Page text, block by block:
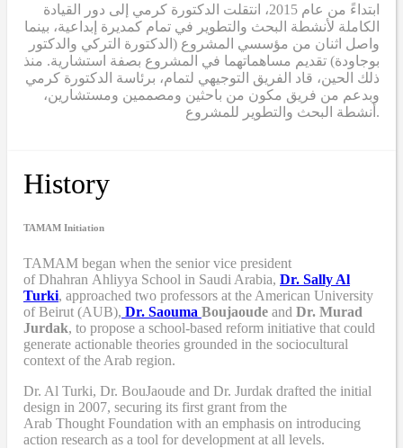
ابتداءً من عام 2015، انتقلت الدكتورة كرمي إلى دور القيادة
الكاملة لأنشطة البحث والتطوير في تمام كمديرة إبداعية، بينما
واصل اثنان من مؤسسي المشروع (الدكتورة التركي والدكتور
بوجاودة) تقديم مساهماتهما في المشروع بصفة استشارية. منذ
ذلك الحين، قاد الفريق التوجيهي لتمام، برئاسة الدكتورة كرمي
وبدعم من فريق مكون من باحثين ومصممين ومستشارين،
أنشطة البحث والتطوير للمشروع.
History
TAMAM Initiation
TAMAM began when the senior vice president
of Dhahran Ahliyya School in Saudi Arabia, Dr. Sally Al
Turki, approached two professors at the American University
of Beirut (AUB), Dr. Saouma Boujaoude and Dr. Murad
Jurdak, to propose a school-based reform initiative that could
generate actionable theories grounded in the sociocultural
context of the Arab region.
Dr. Al Turki, Dr. BouJaoude and Dr. Jurdak drafted the initial
design in 2007, securing its first grant from the
Arab Thought Foundation with an emphasis on introducing
action research as a tool for development at all levels.